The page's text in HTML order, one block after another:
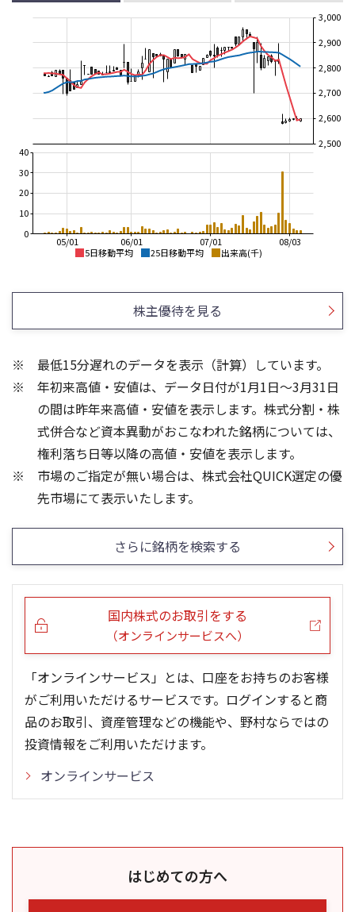
5日移動平均 25日移動平均 出来高(千)
08/03
07/01
06/01
05/01
2,500
2,600
2,700
2,800
2,900
3,000
0
10
20
30
40
25/12
25/10
25/08
25/06
25/04
2,000
2,200
24/01
23/01
1,000
1,500
2,500
3,000
株主優待を見る
最低15分遅れのデータを表示（計算）しています。
年初来高値・安値は、データ日付が1月1日～3月31日
の間は昨年来高値・安値を表示します。株式分割・株
式併合など資本異動がおこなわれた銘柄については、
権利落ち日等以降の高値・安値を表示します。
市場のご指定が無い場合は、株式会社QUICK選定の優
先市場にて表示いたします。
さらに銘柄を検索する
国内株式のお取引をする
（オンラインサービスへ）
「オンラインサービス」とは、口座をお持ちのお客様
がご利用いただけるサービスです。ログインすると商
品のお取引、資産管理などの機能や、野村ならではの
投資情報をご利用いただけます。
オンラインサービス
はじめての方へ